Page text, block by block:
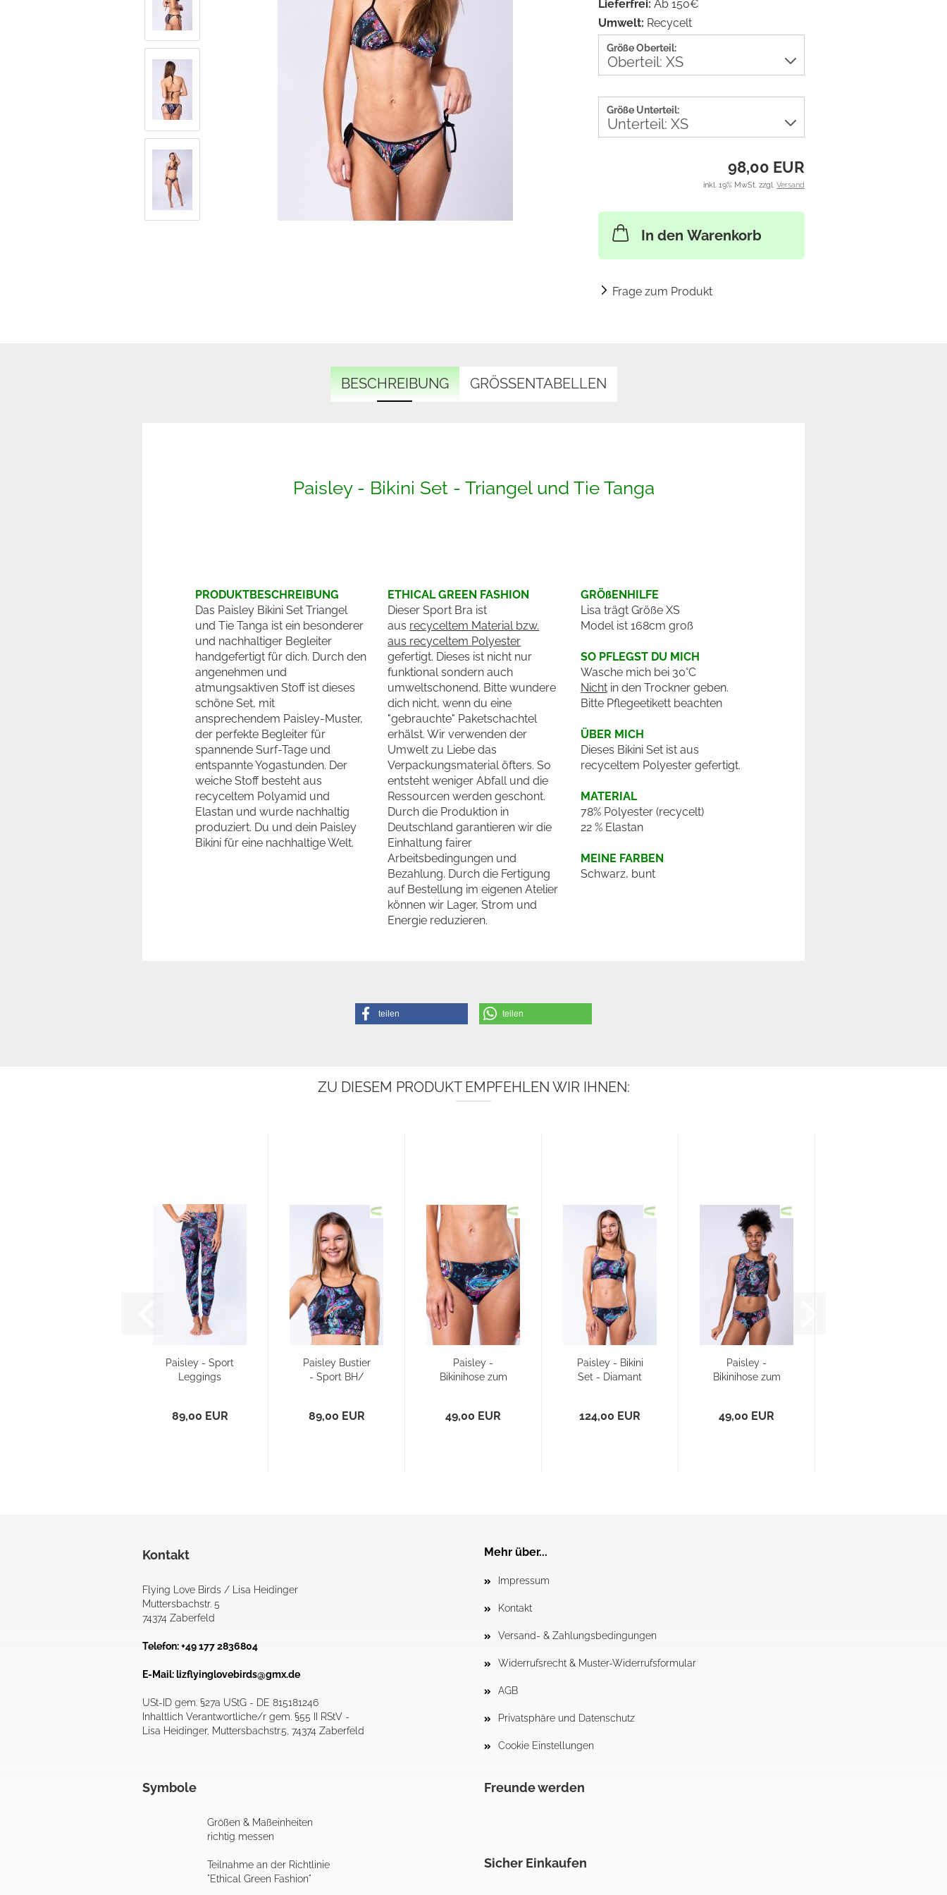
Lieferfrei: Ab 150€
Umwelt: Recycelt
Größe Oberteil:
Größe Unterteil:
98,00 EUR
inkl. 19% MwSt. zzgl. Versand
In den Warenkorb
Frage zum Produkt
BESCHREIBUNG GRÖSSENTABELLEN
Paisley - Bikini Set - Triangel und Tie Tanga
PRODUKTBESCHREIBUNG
Das Paisley Bikini Set Triangel
und Tie Tanga ist ein besonderer
und nachhaltiger Begleiter
handgefertigt für dich. Durch den
angenehmen und
atmungsaktiven Stoff ist dieses
schöne Set, mit
ansprechendem Paisley-Muster,
der perfekte Begleiter für
spannende Surf-Tage und
entspannte Yogastunden. Der
weiche Stoff besteht aus
recyceltem Polyamid und
Elastan und wurde nachhaltig
produziert. Du und dein Paisley
Bikini für eine nachhaltige Welt.
ETHICAL GREEN FASHION
Dieser Sport Bra ist
aus recyceltem Material bzw.
aus recyceltem Polyester
gefertigt. Dieses ist nicht nur
funktional sondern auch
umweltschonend. Bitte wundere
dich nicht, wenn du eine
"gebrauchte" Paketschachtel
erhälst. Wir verwenden der
Umwelt zu Liebe das
Verpackungsmaterial öfters. So
entsteht weniger Abfall und die
Ressourcen werden geschont.
Durch die Produktion in
Deutschland garantieren wir die
Einhaltung fairer
Arbeitsbedingungen und
Bezahlung. Durch die Fertigung
auf Bestellung im eigenen Atelier
können wir Lager, Strom und
Energie reduzieren.
GRÖßENHILFE
Lisa trägt Größe XS
Model ist 168cm groß
SO PFLEGST DU MICH
Wasche mich bei 30°C
Nichtin den Trockner geben.
Bitte Pflegeetikett beachten
ÜBER MICH
Dieses Bikini Set ist aus
recyceltem Polyester gefertigt.
MATERIAL
78% Polyester (recycelt)
22 % Elastan
MEINE FARBEN
Schwarz, bunt
teilen teilen
ZU DIESEM PRODUKT EMPFEHLEN WIR IHNEN:
Paisley - Sport
Leggings
89,00 EUR
Paisley Bustier
- Sport BH/
89,00 EUR
Paisley -
Bikinihose zum
49,00 EUR
Paisley - Bikini
Set - Diamant
124,00 EUR
Paisley -
Bikinihose zum
49,00 EUR
Kontakt
Flying Love Birds / Lisa Heidinger
Muttersbachstr. 5
74374 Zaberfeld
Telefon: +49 177 2836804
E-Mail: lizflyinglovebirds@gmx.de
USt-ID gem. §27a UStG - DE 815181246
Inhaltlich Verantwortliche/r gem. §55 II RStV -
Lisa Heidinger, Muttersbachstr.5, 74374 Zaberfeld
Mehr über...
Impressum
Kontakt
Versand- & Zahlungsbedingungen
Widerrufsrecht & Muster-Widerrufsformular
AGB
Privatsphäre und Datenschutz
Cookie Einstellungen
Symbole
Größen & Maßeinheiten
richtig messen
Teilnahme an der Richtlinie
"Ethical Green Fashion"
Freunde werden
Sicher Einkaufen